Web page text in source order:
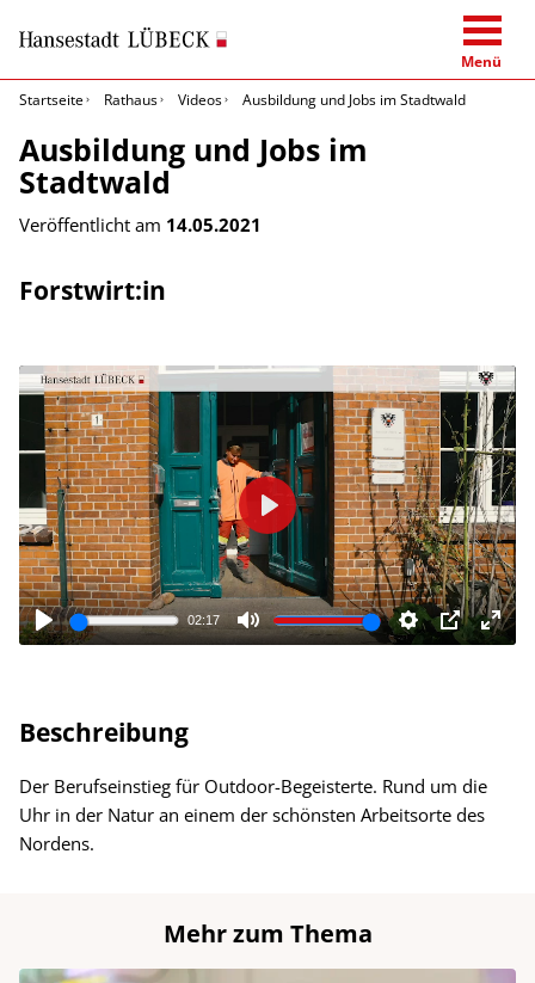
Menü
Startseite
Rathaus Videos Ausbildung und Jobs im Stadtwald
Ausbildung und Jobs im
Stadtwald
Veröffentlicht am 14.05.2021
Forstwirt:in
Beschreibung
Der Berufseinstieg für Outdoor-Begeisterte. Rund um die
Uhr in der Natur an einem der schönsten Arbeitsorte des
Nordens.
Mehr zum Thema